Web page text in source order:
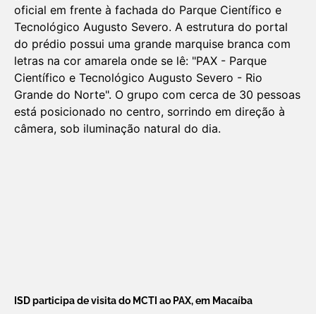
ISD participa de visita do MCTI ao PAX, em Macaíba